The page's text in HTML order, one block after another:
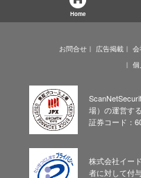
Home
お問合せ 広告掲載 会
個
場）の運営す
証券コード：
株式会社イー
者に対して付